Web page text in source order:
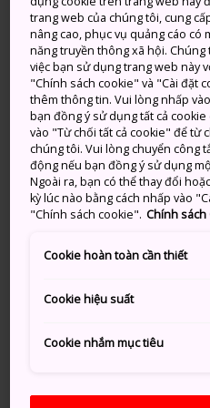
Thành phố Kagoshima là
thông chính, được kết nối
bằng tuyến tàu cao tốc
Hakata của Fukuoka. Tỉnh
thứ hai của Kyushu, Sân
tỉnh với cả trong nước và
hiển thị thêm thông tin
đừng bỏ lỡ
Khung cảnh tuyệt
Rừng cổ
trang web của chúng tôi, cung
nâng cao, phục vụ quảng cáo có
năng truyền thông xã hội.
việc bạn sử dụng trang web này
"Chính sách cookie" và "Cài đặt
thêm thông tin. Vui lòng nhấp
bạn đồng ý sử dụng tất cả
vào "Từ chối tất cả cookie" để từ
chúng tôi. Vui lòng chuyển công
động nếu bạn đồng ý sử dụng
Ngoài ra, bạn có thể thay đổi
kỳ lúc nào bằng cách nhấp vào
"Chính sách cookie". Chính sách
Cookie hoàn toàn cần thiết
Cookie hiệu suất
Cookie nhắm mục tiêu